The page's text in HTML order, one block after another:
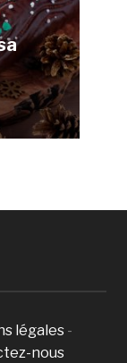
légales -
nous